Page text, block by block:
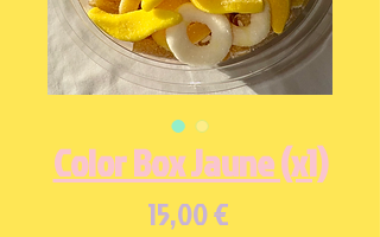
Color Box Jaune (x1)
15,00 €Prix